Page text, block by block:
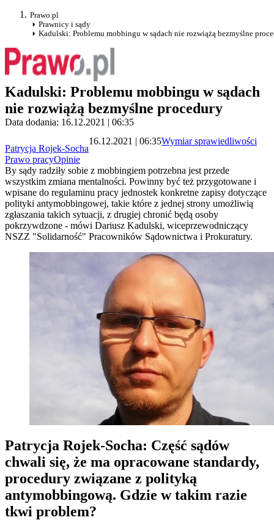
Prawo.pl
Prawnicy i sądy
Kadulski: Problemu mobbingu w sądach nie rozwiążą bezmyślne
Kadulski: Problemu mobbingu w sądach
nie rozwiążą bezmyślne procedury
Data dodania: 16.12.2021 | 06:35
Patrycja Rojek-Socha
16.12.2021 | 06:35Wymiar sprawiedliwości
Prawo pracyOpinie
By sądy radziły sobie z mobbingiem potrzebna jest przede
wszystkim zmiana mentalności. Powinny być też przygotowane i
wpisane do regulaminu pracy jednostek konkretne zapisy dotyczące
polityki antymobbingowej, takie które z jednej strony umożliwią
zgłaszania takich sytuacji, z drugiej chronić będą osoby
pokrzywdzone - mówi Dariusz Kadulski, wiceprzewodniczący
NSZZ "Solidarność" Pracowników Sądownictwa i Prokuratury.
Patrycja Rojek-Socha: Część sądów
chwali się, że ma opracowane standardy,
procedury związane z polityką
antymobbingową. Gdzie w takim razie
tkwi problem?